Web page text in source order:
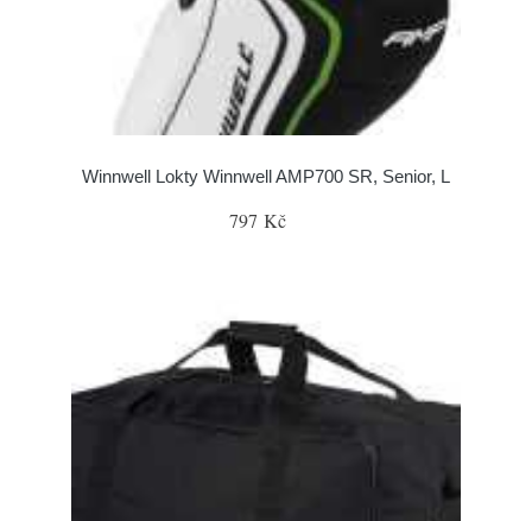
Winnwell Lokty Winnwell AMP700 SR, Senior, L
797 Kč